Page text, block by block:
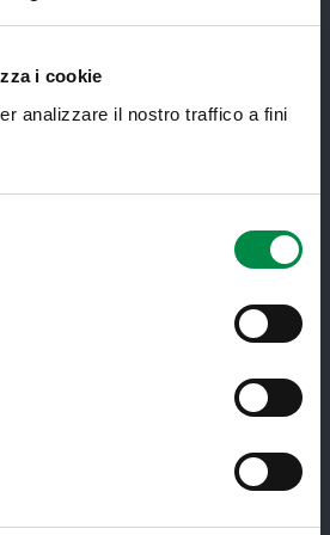
i cookie
analizzare il nostro traffico a fini
all'estero -
(NCP)